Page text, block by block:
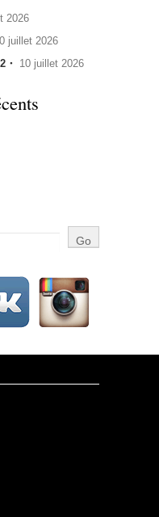
2026
juillet 2026
・ 10 juillet 2026